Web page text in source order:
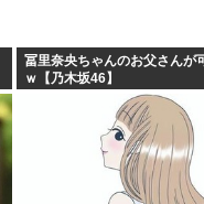
冨里奈央ちゃんのお父さんが
ｗ【乃木坂46】